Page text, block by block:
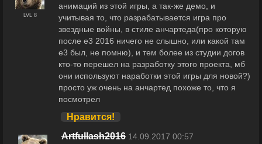
LVL 8
анимаций из этой игры, а так-же демо, и
учитывая то, что разрабатывается игра про
звездные войны, в стиле анчартеда(про которую
после e3 2016 ничего не слышно, или какой там
e3 был, не помню), и тем более из студии догов
кто-то перешел на разработку этого проекта, мб
они используют наработки этой игры для новой?)
просто уж очень на анчартед похоже то, что я
посмотрел
Нравится!
Artfullash2016 14.09.2017 00:57